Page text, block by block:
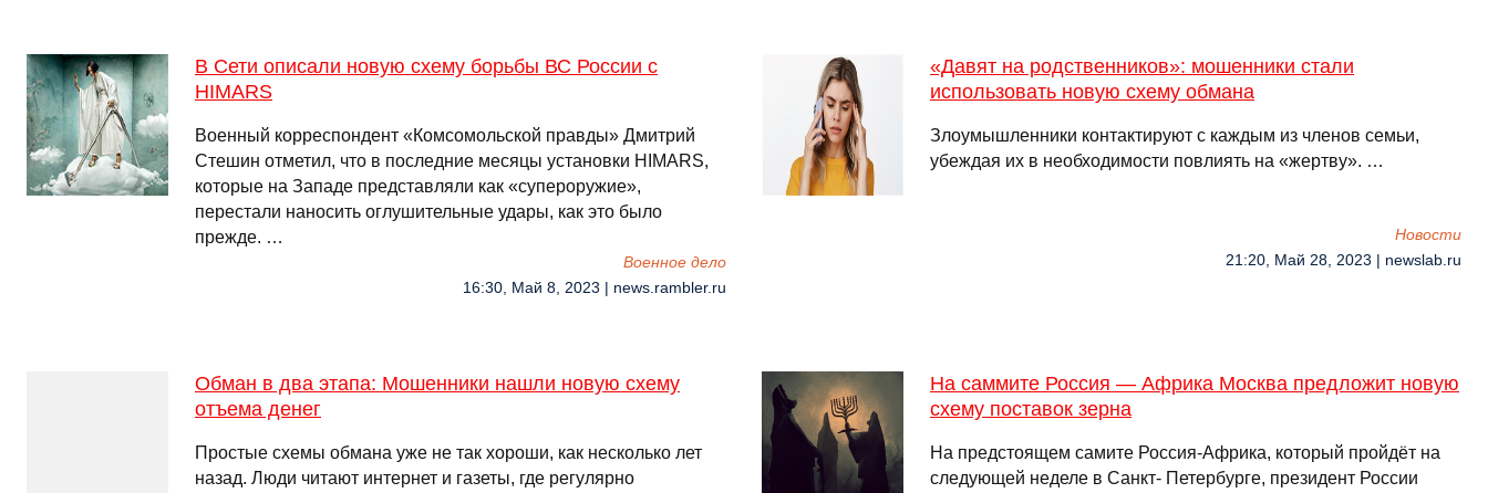
В Сети описали новую схему борьбы ВС России с
HIMARS
Военный корреспондент «Комсомольской правды» Дмитрий
Стешин отметил, что в последние месяцы установки HIMARS,
которые на Западе представляли как «супероружие»,
перестали наносить оглушительные удары, как это было
прежде. …
Военное дело
16:30, Май 8, 2023 | news.rambler.ru
«Давят на родственников»: мошенники стали
использовать новую схему обмана
Злоумышленники контактируют с каждым из членов семьи,
убеждая их в необходимости повлиять на «жертву». …
Новости
21:20, Май 28, 2023 | newslab.ru
Обман в два этапа: Мошенники нашли новую схему
отъема денег
Простые схемы обмана уже не так хороши, как несколько лет
назад. Люди читают интернет и газеты, где регулярно
На саммите Россия — Африка Москва предложит новую
схему поставок зерна
На предстоящем самите Россия-Африка, который пройдёт на
следующей неделе в Санкт- Петербурге, президент России